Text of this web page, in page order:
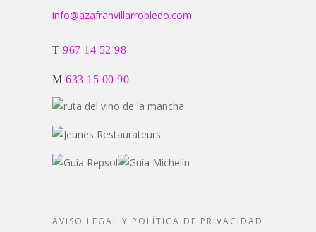
info@azafranvillarrobledo.com
T 967 14 52 98
M 633 15 00 90
AVISO LEGAL Y POLÍTICA DE PRIVACIDAD